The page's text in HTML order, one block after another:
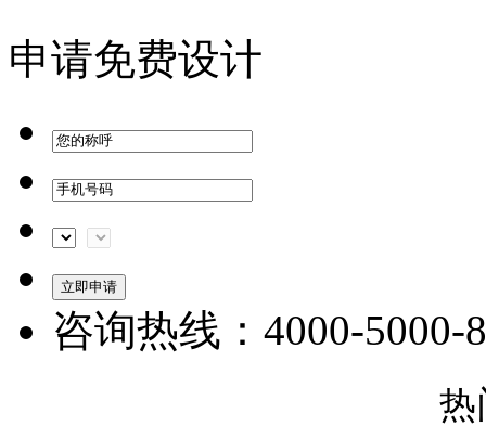
申请免费设计
咨询热线：4000-5000-
热